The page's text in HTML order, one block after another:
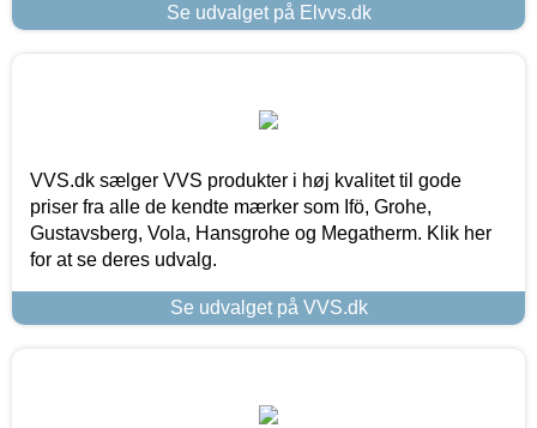
Se udvalget på Elvvs.dk
VVS.dk sælger VVS produkter i høj kvalitet til gode
priser fra alle de kendte mærker som Ifö, Grohe,
Gustavsberg, Vola, Hansgrohe og Megatherm. Klik her
for at se deres udvalg.
Se udvalget på VVS.dk